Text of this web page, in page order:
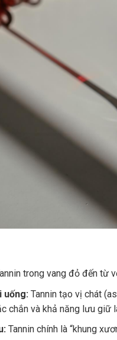
trong vang đỏ đến từ
uống:Tannin tạo vị chát
chắn và khả năng lưu giữ
Tannin chính là “khung